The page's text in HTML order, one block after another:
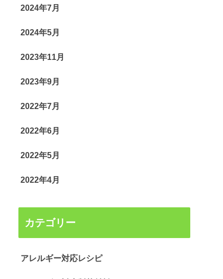
2024年7月
2024年5月
2023年11月
2023年9月
2022年7月
2022年6月
2022年5月
2022年4月
カテゴリー
アレルギー対応レシピ